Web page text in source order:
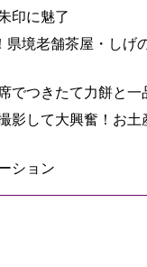
印に魅了
県境老舗茶屋・しげ
でつきたて力餅と一
影して大興奮！お土
ション